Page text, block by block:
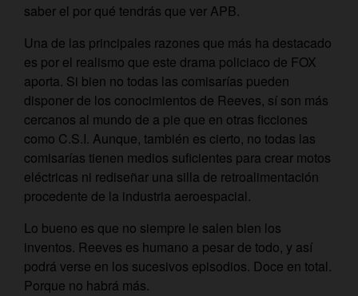
saber el por qué tendrás que ver APB.
Una de las principales razones que más ha destacado
es por el realismo que este drama policiaco de FOX
aporta. Si bien no todas las comisarías pueden
disponer de los conocimientos de Reeves, sí son más
cercanos al mundo de a pie que en otras ficciones
como C.S.I. Aunque, también es cierto, no todas las
comisarías tienen medios suficientes para crear motos
eléctricas ni rediseñar una silla de retroalimentación
procedente de la industria aeroespacial.
Lo bueno es que no siempre le salen bien los
inventos. Reeves es humano a pesar de todo, y así
podrá verse en los sucesivos episodios. Doce en total.
Porque no habrá más.